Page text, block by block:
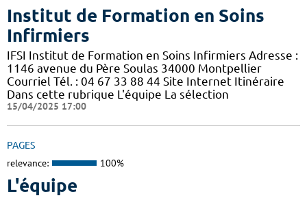
Institut de Formation en Soins
Infirmiers
IFSI Institut de Formation en Soins Infirmiers Adresse :
1146 avenue du Père Soulas 34000 Montpellier
Courriel Tél. : 04 67 33 88 44 Site Internet Itinéraire
Dans cette rubrique L'équipe La sélection
15/04/2025 17:00
PAGES
relevance: 100%
L'équipe